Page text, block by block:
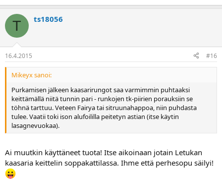
T ts18056
16.4.2015 #16
Mikeyx sanoi:
Purkamisen jälkeen kaasarirungot saa varmimmin puhtaaksi
keittämällä niitä tunnin pari - runkojen tk-piirien porauksiin se
töhnä tarttuu. Veteen Fairya tai sitruunahappoa, niin puhdasta
tulee. Vaatii toki ison alufoililla peitetyn astian (itse käytin
lasagnevuokaa).
Ai muutkin käyttäneet tuota! Itse aikoinaan jotain Letukan
kaasaria keittelin soppakattilassa. Ihme että perhesopu säilyi!